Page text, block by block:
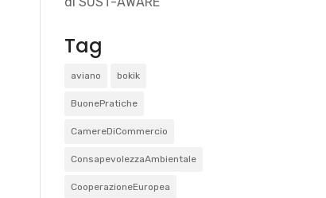
Tag
aviano bokik
BuonePratiche
CamereDiCommercio
ConsapevolezzaAmbientale
CooperazioneEuropea